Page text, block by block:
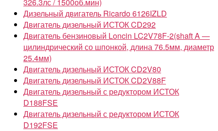
Дизельный двигатель Ricardo 6126IZLD
Двигатель дизельный ИСТОК CD292
Двигатель бензиновый Loncin LC2V78F-2(shaft A —
цилиндрический со шпонкой, длина 76.5мм, диаметр
25.4мм)
Двигатель дизельный ИСТОК CD2V80
Двигатель дизельный ИСТОК CD2V88F
Двигатель дизельный с редуктором ИСТОК
D188FSE
Двигатель дизельный с редуктором ИСТОК
D192FSE